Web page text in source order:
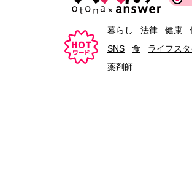
暮らし 法律 健康
SNS
食 ライフス
薬剤師